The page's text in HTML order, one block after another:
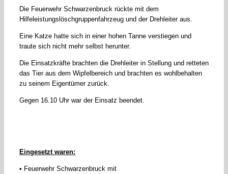
Die Feuerwehr Schwarzenbruck rückte mit dem
Hilfeleistungslöschgruppenfahrzeug und der Drehleiter aus.
Eine Katze hatte sich in einer hohen Tanne verstiegen und
traute sich nicht mehr selbst herunter.
Die Einsatzkräfte brachten die Drehleiter in Stellung und retteten
das Tier aus dem Wipfelbereich und brachten es wohlbehalten
zu seinem Eigentümer zurück.
Gegen 16.10 Uhr war der Einsatz beendet.
Eingesetzt waren:
• Feuerwehr Schwarzenbruck mit